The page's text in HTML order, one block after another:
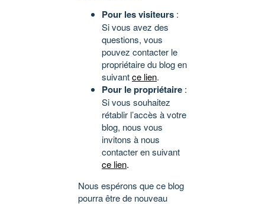
Pour les visiteurs :
Si vous avez des
questions, vous
pouvez contacter le
propriétaire du blog en
suivantce lien.
Pour le propriétaire :
Si vous souhaitez
rétablir l’accès à votre
blog, nous vous
invitons à nous
contacter en suivant
ce lien.
Nous espérons que ce blog
pourra être de nouveau